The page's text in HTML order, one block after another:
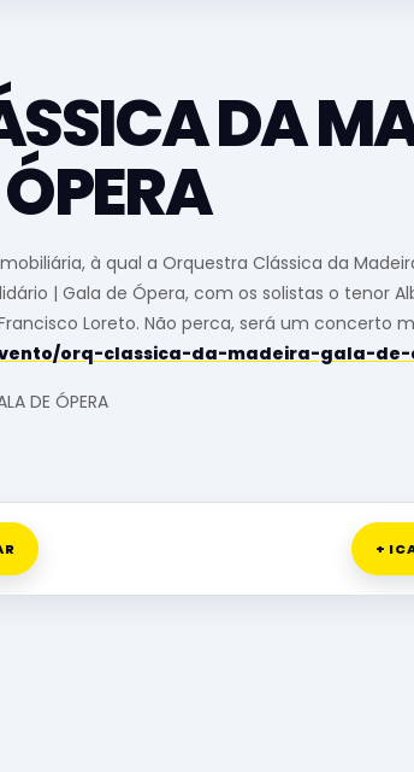
DA
à qual a Orquestra Clássica da
| Gala de Ópera, com os solistas o tenor
Loreto. Não perca, será um concerto
orq-classica-da-madeira-gala-de-
DE ÓPERA
+